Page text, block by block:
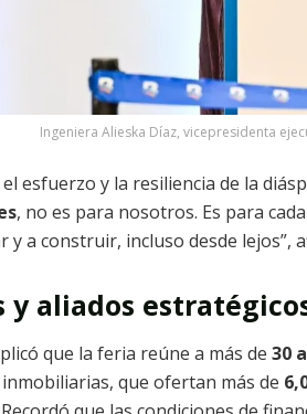
Ingeniera Alieska Díaz, vicepresidenta
esfuerzo y la resiliencia de la
, no es para nosotros. Es para
y a construir, incluso desde lejos”,
y aliados
que la feria reúne a más de 30
que ofertan más de